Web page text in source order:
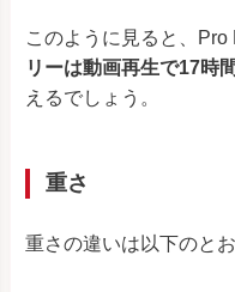
このように見ると、
リーは動画再生で17時
えるでしょう。
重さ
重さの違いは以下のとお